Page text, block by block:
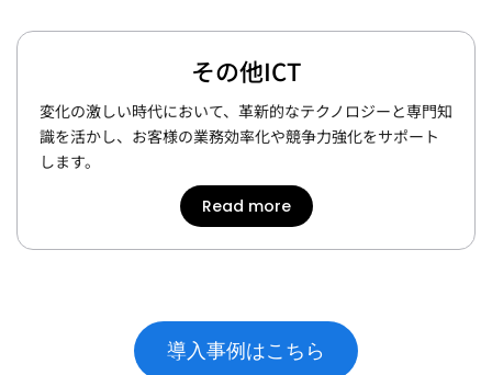
その他ICT
変化の激しい時代において、革新的なテクノロジーと専門知
識を活かし、お客様の業務効率化や競争力強化をサポート
します。
Read more
導入事例はこちら